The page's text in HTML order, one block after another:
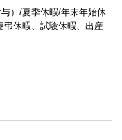
）/夏季休暇/年末年始休
休暇、試験休暇、出産